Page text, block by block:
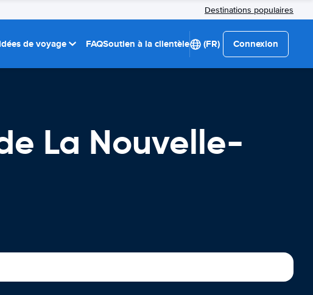
Destinations populaires
de voyage FAQSoutien à la clientèle (FR) Connexion
La Nouvelle-